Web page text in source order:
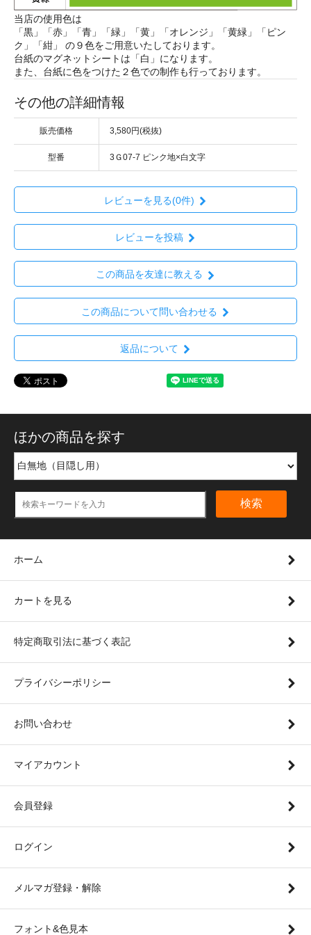
当店の使用色は
「黒」「赤」「青」「緑」「黄」「オレンジ」「黄緑」「ピン
ク」「紺」 の９色をご用意いたしております。
台紙のマグネットシートは「白」になります。
また、台紙に色をつけた２色での制作も行っております。
その他の詳細情報
販売価格 3,580円(税抜)
型番 3Ｇ07-7 ピンク地×白文字
レビューを見る(0件)
レビューを投稿
この商品を友達に教える
この商品について問い合わせる
返品について
ほかの商品を探す
検索
ホーム
カートを見る
特定商取引法に基づく表記
プライバシーポリシー
お問い合わせ
マイアカウント
会員登録
ログイン
メルマガ登録・解除
フォント&色見本